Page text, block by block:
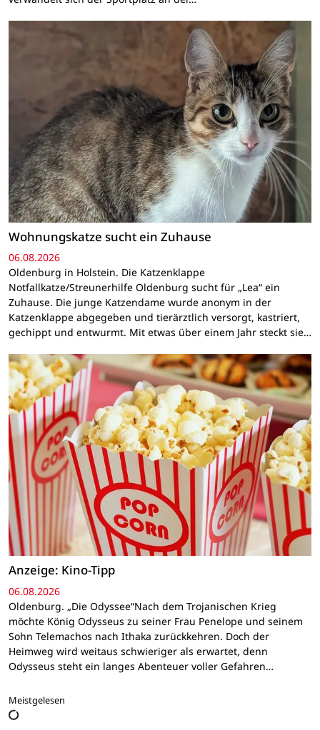
Wohnungskatze sucht ein Zuhause
06.08.2026
Oldenburg in Holstein. Die Katzenklappe
Notfallkatze/Streunerhilfe Oldenburg sucht für „Lea“ ein
Zuhause. Die junge Katzendame wurde anonym in der
Katzenklappe abgegeben und tierärztlich versorgt, kastriert,
gechippt und entwurmt. Mit etwas über einem Jahr steckt sie…
Anzeige: Kino-Tipp
06.08.2026
Oldenburg. „Die Odyssee“Nach dem Trojanischen Krieg
möchte König Odysseus zu seiner Frau Penelope und seinem
Sohn Telemachos nach Ithaka zurückkehren. Doch der
Heimweg wird weitaus schwieriger als erwartet, denn
Odysseus steht ein langes Abenteuer voller Gefahren…
Meistgelesen